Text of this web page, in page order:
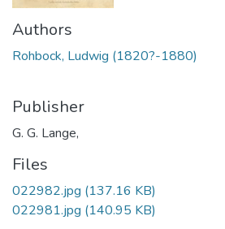
Authors
Rohbock, Ludwig (1820?-1880)
Publisher
G. G. Lange,
Files
022982.jpg (137.16 KB)
022981.jpg (140.95 KB)